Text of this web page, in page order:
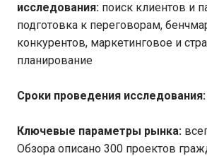
исследования: поиск клиентов и
подготовка к переговорам,
конкурентов, маркетинговое и
планирование
Сроки проведения исследования:
Ключевые параметры рынка:
Обзора описано 300 проектов